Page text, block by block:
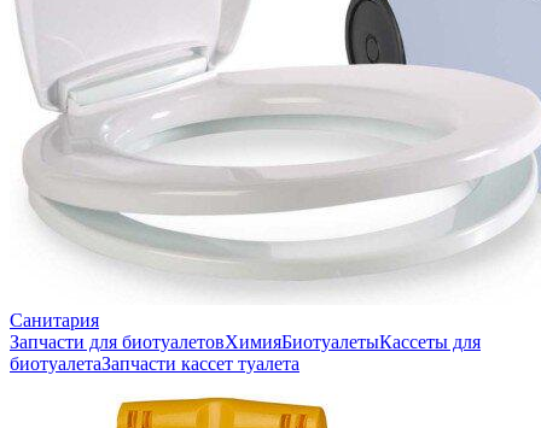
Санитария
Запчасти для биотуалетовХимияБиотуалетыКассеты для
биотуалетаЗапчасти кассет туалета